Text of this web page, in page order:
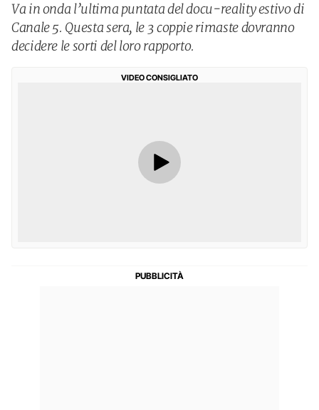
Va in onda l’ultima puntata del docu-reality estivo di
Canale 5. Questa sera, le 3 coppie rimaste dovranno
decidere le sorti del loro rapporto.
VIDEO CONSIGLIATO